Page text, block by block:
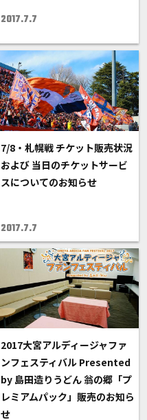
2017.7.7
7/8・札幌戦 チケット販売状況
および 当日のチケットサービ
スについてのお知らせ
2017.7.7
2017大宮アルディージャファ
ンフェスティバル Presented
by 島田造りうどん 翁の郷「プ
レミアムパック」販売のお知ら
せ